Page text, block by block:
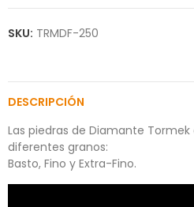
SKU: TRMDF-250
DESCRIPCIÓN
Las piedras de Diamante
diferentes granos:
Basto, Fino y Extra-Fino.